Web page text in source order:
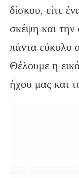
δίσκου, είτε
σκέψη και την
πάντα εύκολο
Θέλουμε η
ήχου μας και